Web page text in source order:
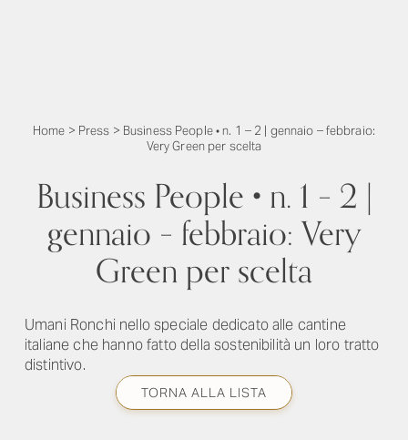
Home > Press > Business People • n. 1 – 2 | gennaio – febbraio:
Very Green per scelta
Business People • n. 1 – 2 |
gennaio – febbraio: Very
Green per scelta
Umani Ronchi nello speciale dedicato alle cantine
italiane che hanno fatto della sostenibilità un loro tratto
distintivo.
TORNA ALLA LISTA